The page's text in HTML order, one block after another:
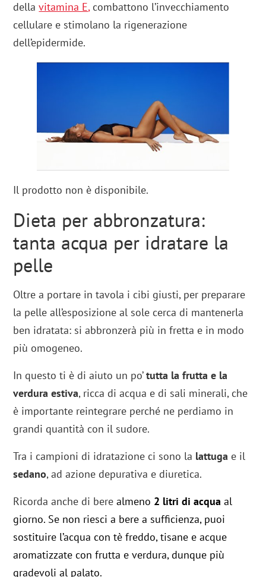
dellavitamina E,combattono l’invecchiamento
cellulare e stimolano la rigenerazione
dell’epidermide.
Il prodotto non è disponibile.
Dieta per abbronzatura:
tanta acqua per idratare la
pelle
Oltre a portare in tavola i cibi giusti, per preparare
la pelle all’esposizione al sole cerca di mantenerla
ben idratata: si abbronzerà più in fretta e in modo
più omogeneo.
In questo ti è di aiuto un po’tutta la frutta e la
verdura estiva, ricca di acqua e di sali minerali, che
è importante reintegrare perché ne perdiamo in
grandi quantità con il sudore.
Tra i campioni di idratazione ci sono la lattuga e il
sedano, ad azione depurativa e diuretica.
Ricorda anche di berealmeno 2 litri di acqua al
giorno. Se non riesci a bere a sufficienza, puoi
sostituire l’acqua con tè freddo, tisane e acque
aromatizzate con frutta e verdura, dunque più
gradevoli al palato.